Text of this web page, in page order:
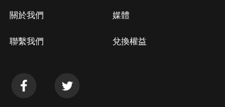
關於我們
聯繫我們
媒體
兌換權益